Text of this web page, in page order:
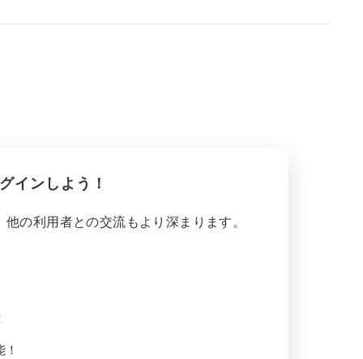
インしよう！
の利用者との交流もより深まります。